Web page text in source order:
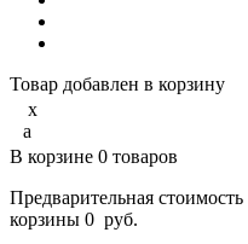
Товар добавлен в корзину
x
a
В корзине 0 товаров
Предварительная стоимость
корзины 0 руб.